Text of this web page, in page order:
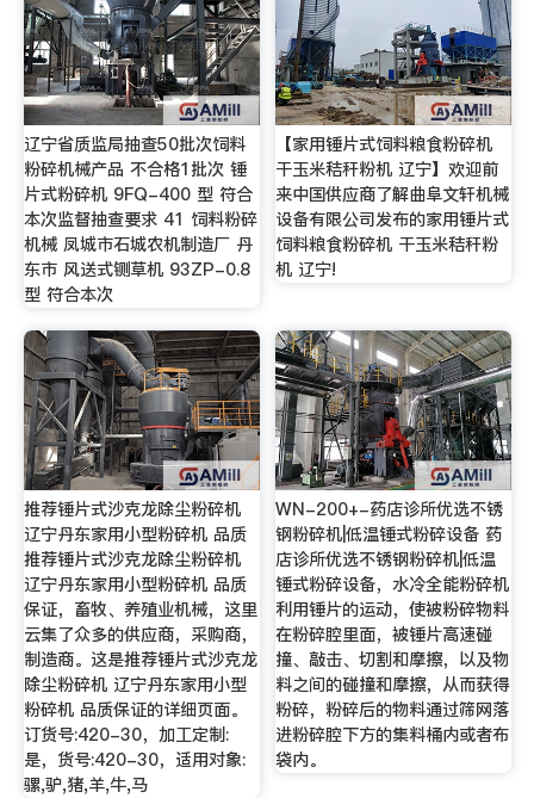
辽宁省质监局抽查50批次饲料
粉碎机械产品 不合格1批次 锤
片式粉碎机 9FQ-400 型 符合
本次监督抽查要求 41 饲料粉碎
机械 凤城市石城农机制造厂 丹
东市 风送式铡草机 93ZP-0.8
型 符合本次
【家用锤片式饲料粮食粉碎机
干玉米秸秆粉机 辽宁】欢迎前
来中国供应商了解曲阜文轩机械
设备有限公司发布的家用锤片式
饲料粮食粉碎机 干玉米秸秆粉
机 辽宁!
推荐锤片式沙克龙除尘粉碎机
辽宁丹东家用小型粉碎机 品质
推荐锤片式沙克龙除尘粉碎机
辽宁丹东家用小型粉碎机 品质
保证，畜牧、养殖业机械，这里
云集了众多的供应商，采购商，
制造商。这是推荐锤片式沙克龙
除尘粉碎机 辽宁丹东家用小型
粉碎机 品质保证的详细页面。
订货号:420-30，加工定制:
是，货号:420-30，适用对象:
骡,驴,猪,羊,牛,马
WN-200+-药店诊所优选不锈
钢粉碎机|低温锤式粉碎设备 药
店诊所优选不锈钢粉碎机|低温
锤式粉碎设备，水冷全能粉碎机
利用锤片的运动，使被粉碎物料
在粉碎腔里面，被锤片高速碰
撞、敲击、切割和摩擦，以及物
料之间的碰撞和摩擦，从而获得
粉碎，粉碎后的物料通过筛网落
进粉碎腔下方的集料桶内或者布
袋内。